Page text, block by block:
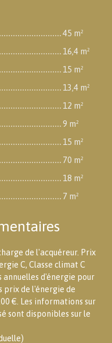
45 m²
16,4 m²
15 m²
13,4 m²
12 m²
9 m²
15 m²
70 m²
18 m²
7 m²
de l'acquéreur. Prix
C, Classe climat C
annuelles d'énergie pour
prix de l'énergie de
€. Les informations sur
sont disponibles sur le